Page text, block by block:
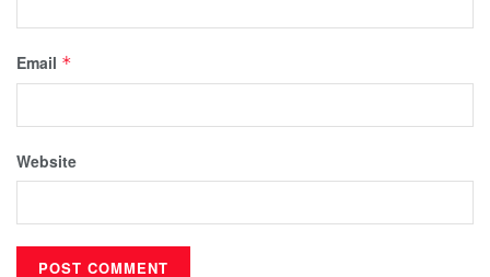
Email *
Website